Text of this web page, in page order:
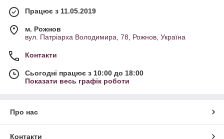
Працює з 11.05.2019
м. Рожнов
вул. Патріарха Володимира, 78, Рожнов, Україна
Контакти
Сьогодні працює з 10:00 до 18:00
Показати весь графік роботи
Про нас
Контакти